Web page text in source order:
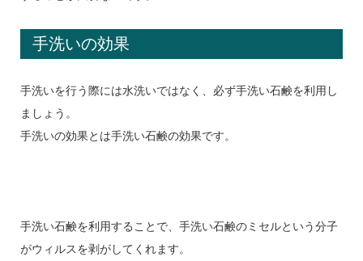
手洗いの効果
手洗いを行う際には水洗いではなく、必ず手洗い石鹸を利用し
ましょう。
手洗いの効果とは手洗い石鹸の効果です。
手洗い石鹸を利用することで、手洗い石鹸のミセルという分子
がウィルスを剥がしてくれます。